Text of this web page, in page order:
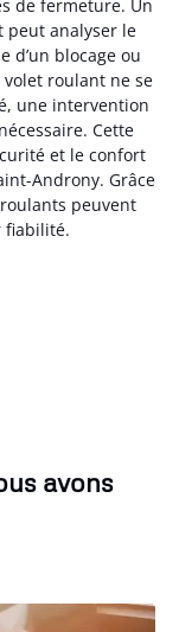
de fermeture. Un
peut analyser le
d’un blocage ou
volet roulant ne se
une intervention
Cette
et le confort
Androny. Grâce
peuvent
fiabilité.
avons